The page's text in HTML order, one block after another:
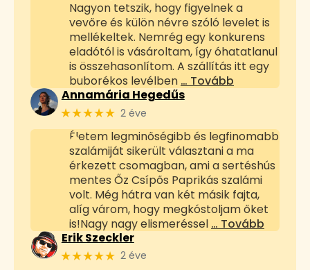
Nagyon tetszik, hogy figyelnek a
vevőre és külön névre szóló levelet is
mellékeltek. Nemrég egy konkurens
eladótól is vásároltam, így óhatatlanul
is összehasonlítom. A szállítás itt egy
buborékos levélben … Tovább
Annamária Hegedűs
★★★★★ 2 éve
Életem legminőségibb és legfinomabb
szalámiját sikerült választani a ma
érkezett csomagban, ami a sertéshús
mentes Őz Csípős Paprikás szalámi
volt. Még hátra van két másik fajta,
alíg várom, hogy megkóstoljam őket
is!Nagy nagy elismeréssel … Tovább
Erik Szeckler
★★★★★ 2 éve